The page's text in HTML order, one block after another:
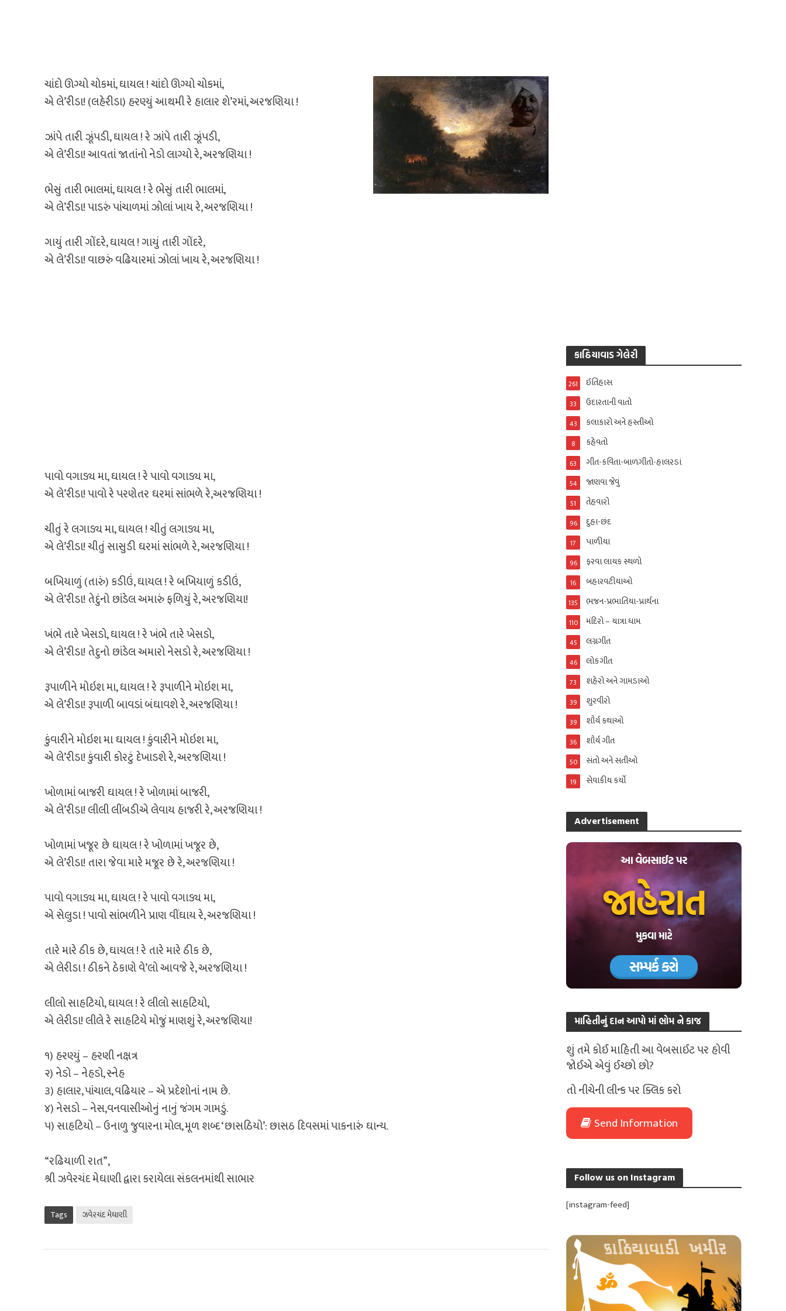
ચાંદો ઊગ્યો ચોકમાં, ઘાયલ ! ચાંદો ઊગ્યો ચોકમાં,
એ લે’રીડા! (લહેરીડા) હરણ્યું આથમી રે હાલાર શે’રમાં, અરજણિયા !
ઝાંપે તારી ઝૂંપડી, ઘાયલ ! રે ઝાંપે તારી ઝૂંપડી,
એ લે’રીડા! આવતાં જાતાંનો નેડો લાગ્યો રે, અરજણિયા !
ભેસું તારી ભાલમાં, ઘાયલ ! રે ભેસું તારી ભાલમાં,
એ લે’રીડા! પાડરું પાંચાળમાં ઝોલાં ખાય રે, અરજણિયા !
ગાયું તારી ગોંદરે, ઘાયલ ! ગાયું તારી ગોંદરે,
એ લે’રીડા! વાછરું વઢિયારમાં ઝોલાં ખાય રે, અરજણિયા !
પાવો વગાડ્ય મા, ઘાયલ ! રે પાવો વગાડ્ય મા,
એ લે’રીડા! પાવો રે પરણેતર ઘરમાં સાંભળે રે,અરજણિયા !
ચીતું રે લગાડ્ય મા, ઘાયલ ! ચીતું લગાડ્ય મા,
એ લે’રીડા! ચીતું સાસુડી ઘરમાં સાંભળે રે, અરજણિયા !
બખિયાળું (તારું) કડીઉં, ઘાયલ ! રે બખિયાળું કડીઉં,
એ લે’રીડા! તેદુંનો છાંડેલ અમારું ફળિયું રે, અરજણિયા!
ખંભે તારે ખેસડો, ઘાયલ ! રે ખંભે તારે ખેસડો,
એ લે’રીડા! તેદુનો છાંડેલ અમારો નેસડો રે, અરજણિયા !
રૂપાળીને મોઇશ મા, ઘાયલ ! રે રૂપાળીને મોઇશ મા,
એ લે’રીડા! રૂપાળી બાવડાં બંઘાવશે રે, અરજણિયા !
કુંવારીને મોઇશ મા ઘાયલ ! કુંવારીને મોઇશ મા,
એ લે’રીડા! કુંવારી કોરટું દેખાડશે રે, અરજણિયા !
ખોળામાં બાજરી ઘાયલ ! રે ખોળામાં બાજરી,
એ લે’રીડા! લીલી લીંબડીએ લેવાય હાજરી રે, અરજણિયા !
ખોળામાં ખજૂર છે ઘાયલ ! રે ખોળામાં ખજૂર છે,
એ લે’રીડા! તારા જેવા મારે મજૂર છે રે, અરજણિયા !
પાવો વગાડ્ય મા, ઘાયલ ! રે પાવો વગાડ્ય મા,
એ સેલુડા ! પાવો સાંભળીને પ્રાણ વીંઘાય રે, અરજણિયા !
તારે મારે ઠીક છે, ઘાયલ ! રે તારે મારે ઠીક છે,
એ લેરીડા ! ઠીકને ઠેકાણે વે’લો આવજે રે, અરજણિયા !
લીલો સાહટિયો, ઘાયલ ! રે લીલો સાહટિયો,
એ લેરીડા! લીલે રે સાહટિયે મોજું માણશું રે, અરજણિયા!
૧) હરણ્યું – હરણી નક્ષત્ર
૨) નેડો – નેહડો, સ્નેહ
૩) હાલાર, પાંચાલ, વઢિયાર – એ પ્રદેશોનાં નામ છે.
૪) નેસડો – નેસ,વનવાસીઓનું નાનું જંગમ ગામડું.
૫) સાહટિયો – ઉનાળુ જુવારના મોલ, મૂળ શબ્દ ‘છાસઠિયો’: છાસઠ દિવસમાં પાકનારું ઘાન્ય.
“રઢિયાળી રાત”,
શ્રી ઝવેરચંદ મેઘાણી દ્વારા કરાયેલા સંકલનમાંથી સાભાર
Tags ઝવેરચંદ મેઘાણી
કાઠિયાવાડ ગેલેરી
ઈતિહાસ
261
ઉદારતાની વાતો
33
કલાકારો અને હસ્તીઓ
43
કહેવતો
8
ગીત-કવિતા-બાળગીતો-હાલરડાં
63
જાણવા જેવું
54
તેહવારો
51
દુહા-છંદ
96
પાળીયા
17
ફરવા લાયક સ્થળો
96
બહારવટીયાઓ
16
ભજન-પ્રભાતિયા-પ્રાર્થના
135
મંદિરો – યાત્રા ધામ
110
લગ્નગીત
45
લોકગીત
46
શહેરો અને ગામડાઓ
73
શુરવીરો
39
શૌર્ય કથાઓ
39
શૌર્ય ગીત
36
સંતો અને સતીઓ
50
સેવાકીય કર્યો
19
Advertisement
માહિતીનું દાન આપો માં ભોમ ને કાજ
શું તમે કોઈ માહિતી આ વેબસાઈટ પર હોવી
જોઈએ એવું ઈચ્છો છો?
તો નીચેની લીન્ક પર ક્લિક કરો
Send Information
Follow us on Instagram
[instagram-feed]